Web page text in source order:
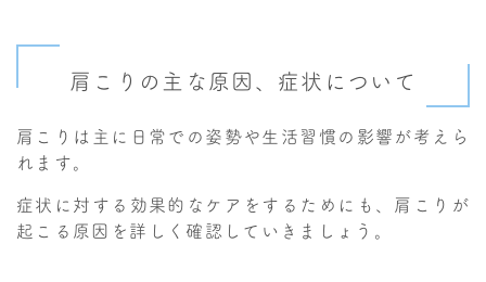
肩こりの主な原因、症状について
肩こりは主に日常での姿勢や生活習慣の影響が考えら
れます。
症状に対する効果的なケアをするためにも、肩こりが
起こる原因を詳しく確認していきましょう。